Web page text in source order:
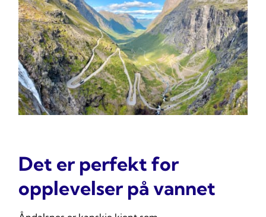
Det er perfekt for
opplevelser på vannet